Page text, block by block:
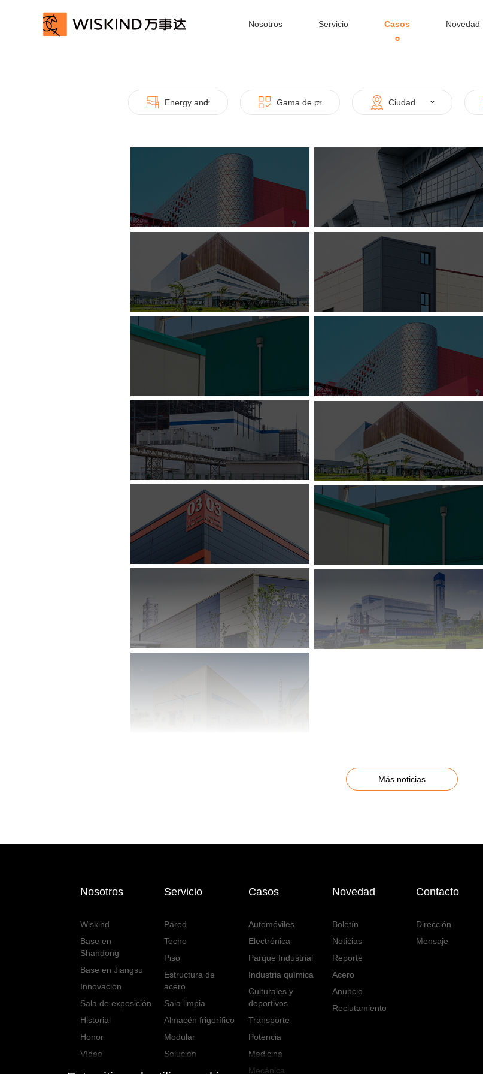
Nosotros Servicio Casos Novedad
Más noticias
Nosotros
Wiskind
Base en
Shandong
Base en Jiangsu
Innovación
Sala de exposición
Historial
Honor
Vídeo
Servicio
Pared
Techo
Piso
Estructura de
acero
Sala limpia
Almacén frigorífico
Modular
Solución
Casos
Automóviles
Electrónica
Parque Industrial
Industria química
Culturales y
deportivos
Transporte
Potencia
Medicina
Mecánica
Novedad
Boletín
Noticias
Reporte
Acero
Anuncio
Reclutamiento
Contacto
Dirección
Mensaje